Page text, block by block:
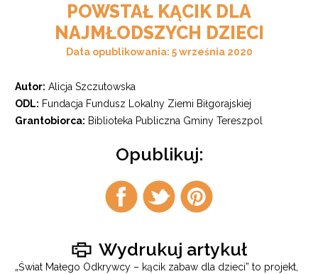
POWSTAŁ KĄCIK DLA
NAJMŁODSZYCH DZIECI
Data opublikowania: 5 września 2020
Autor: Alicja Szczutowska
ODL: Fundacja Fundusz Lokalny Ziemi Biłgorajskiej
Grantobiorca: Biblioteka Publiczna Gminy Tereszpol
Opublikuj:
Udostępnij
na
facebook
Udostępnij
na
twitter
Udostępnij
na
pintrest
Wydrukuj artykuł
„Świat Małego Odkrywcy – kącik zabaw dla dzieci” to projekt,